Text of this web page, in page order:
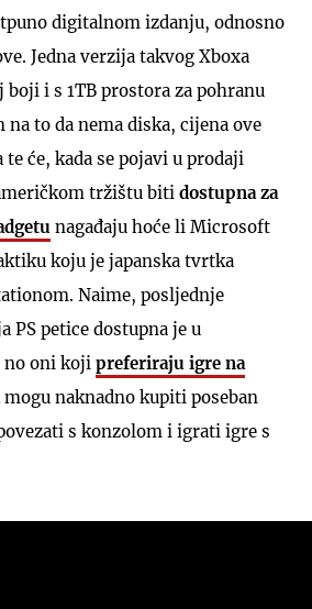
digitalnom izdanju, odnosno
Jedna verzija takvog Xboxa
i s 1TB prostora za pohranu
na to da nema diska, cijena ove
će, kada se pojavi u prodaji
tržištu biti dostupna za
nagađaju hoće li Microsoft
koju je japanska tvrtka
Naime, posljednje
PS petice dostupna je u
oni koji preferiraju igre na
mogu naknadno kupiti poseban
s konzolom i igrati igre s